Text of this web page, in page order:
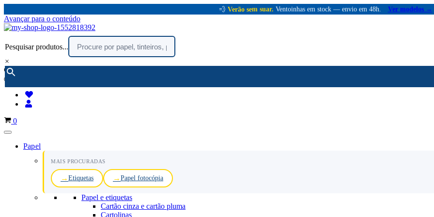
💨 Verão sem suar. Ventoinhas em stock — envio em 48h. Ver modelos →
Avançar para o conteúdo
Pesquisar produtos...
×
encomendar por telefone :
(chamada rede fixa nacional)
Carrinho
0
Papel
MAIS PROCURADAS
Etiquetas Papel fotocópia
Papel e etiquetas
Cartão cinza e cartão pluma
Cartolinas